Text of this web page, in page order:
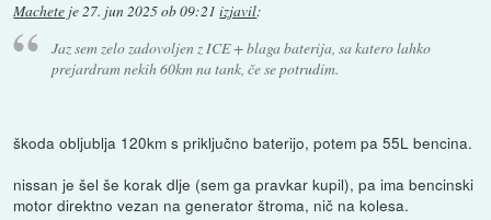
Machete je27. jun 2025 ob 09:21 izjavil:
Jaz sem zelo zadovoljen z ICE + blaga baterija, sa katero lahko
prejardram nekih 60km na tank, če se potrudim.
škoda obljublja 120km s priključno baterijo, potem pa 55L bencina.
nissan je šel še korak dlje (sem ga pravkar kupil), pa ima bencinski
motor direktno vezan na generator štroma, nič na kolesa.